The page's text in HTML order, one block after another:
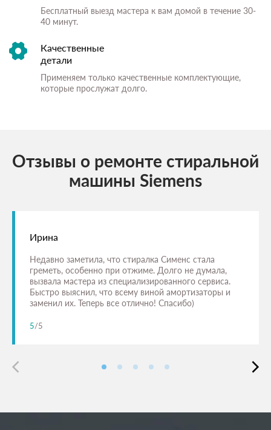
Бесплатный выезд мастера к вам домой в течение 30-
40 минут.
Качественные
детали
Применяем только качественные комплектующие,
которые прослужат долго.
Отзывы о ремонте стиральной
машины Siemens
Ирина
Недавно заметила, что стиралка Сименс стала
греметь, особенно при отжиме. Долго не думала,
вызвала мастера из специализированного сервиса.
Быстро выяснил, что всему виной амортизаторы и
заменил их. Теперь все отлично! Спасибо)
5/5